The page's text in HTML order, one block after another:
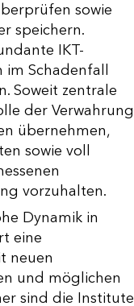
sowie
speichern.
IKT-
Schadenfall
Soweit zentrale
der Verwahrung
übernehmen,
sowie voll
vorzuhalten.
Dynamik in
eine
neuen
und möglichen
sind die Institute